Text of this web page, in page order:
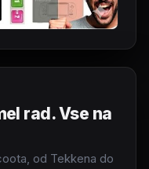
rad. Vse na
od Tekkena do